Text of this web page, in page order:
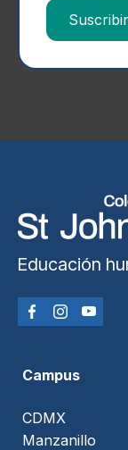
Educación
Campus
CDMX
Manzanillo